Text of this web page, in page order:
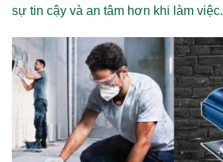
sự tin cậy và an tâm hơn khi làm việc.